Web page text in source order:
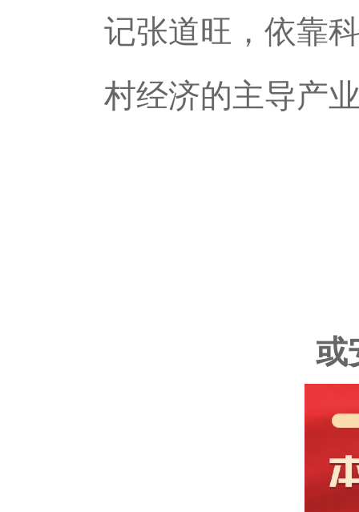
记张道旺，依靠
村经济的主导产
或